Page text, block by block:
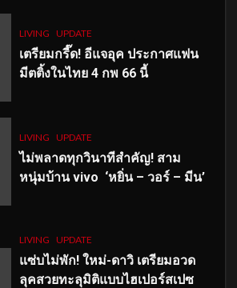
LIVING UPDATE
เตรียมกรี๊ด! อีแจอุค ประกาศแฟน
มีตติ้งในไทย 4 กพ 66 นี้
LIVING UPDATE
ไม่พลาดทุกวินาทีสำคัญ! สาม
หนุ่มบ้าน vivo ‘หยิ่น – วอร์ – มีน’
LIVING UPDATE
แซ่บไม่พัก! ใหม่-ดาวิ เตรียมอวด
ลุคสวยทะลุมิติแบบไฮเปอร์สเปซ